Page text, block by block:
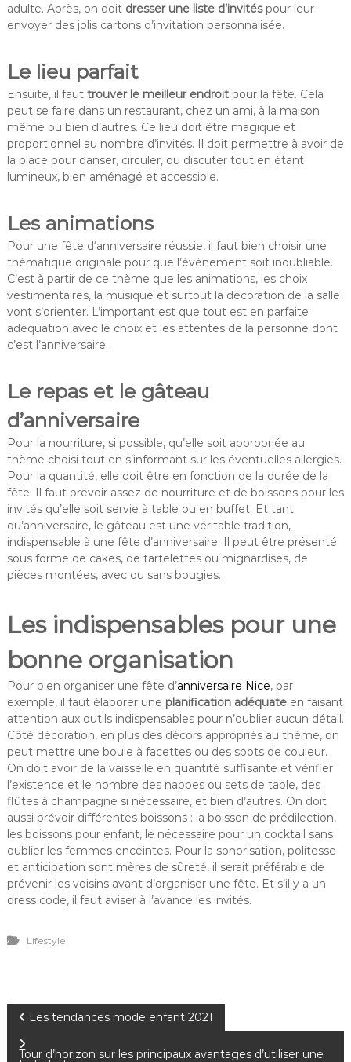
adulte. Après, on doit dresser une liste d’invitéspour leur
envoyer des jolis cartons d’invitation personnalisée.
Le lieu parfait
Ensuite, il faut trouver le meilleur endroitpour la fête. Cela
peut se faire dans un restaurant, chez un ami, à la maison
même ou bien d’autres. Ce lieu doit être magique et
proportionnel au nombre d’invités. Il doit permettre à avoir de
la place pour danser, circuler, ou discuter tout en étant
lumineux, bien aménagé et accessible.
Les animations
Pour une fête d‘anniversaire réussie, il faut bien choisir une
thématique originale pour que l’événement soit inoubliable.
C’est à partir de ce thème que les animations, les choix
vestimentaires, la musique et surtout la décoration de la salle
vont s’orienter. L’important est que tout est en parfaite
adéquation avec le choix et les attentes de la personne dont
c’est l’anniversaire.
Le repas et le gâteau
d’anniversaire
Pour la nourriture, si possible, qu’elle soit appropriée au
thème choisi tout en s’informant sur les éventuelles allergies.
Pour la quantité, elle doit être en fonction de la durée de la
fête. Il faut prévoir assez de nourriture et de boissons pour les
invités qu’elle soit servie à table ou en buffet. Et tant
qu’anniversaire, le gâteau est une véritable tradition,
indispensable à une fête d’anniversaire. Il peut être présenté
sous forme de cakes, de tartelettes ou mignardises, de
pièces montées, avec ou sans bougies.
Les indispensables pour une
bonne organisation
Pour bien organiser une fête d’anniversaire Nice, par
exemple, il faut élaborer une planification adéquateen faisant
attention aux outils indispensables pour n’oublier aucun détail.
Côté décoration, en plus des décors appropriés au thème, on
peut mettre une boule à facettes ou des spots de couleur.
On doit avoir de la vaisselle en quantité suffisante et vérifier
l’existence et le nombre des nappes ou sets de table, des
flûtes à champagne si nécessaire, et bien d’autres. On doit
aussi prévoir différentes boissons : la boisson de prédilection,
les boissons pour enfant, le nécessaire pour un cocktail sans
oublier les femmes enceintes. Pour la sonorisation, politesse
et anticipation sont mères de sûreté, il serait préférable de
prévenir les voisins avant d’organiser une fête. Et s’il y a un
dress code, il faut aviser à l’avance les invités.
Lifestyle
N
a
Les tendances mode enfant 2021
Tour d’horizon sur les principaux avantages d’utiliser une